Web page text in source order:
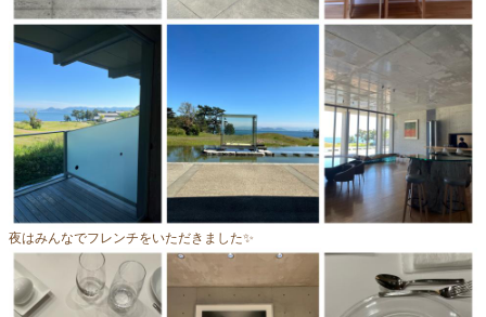
夜はみんなでフレンチをいただきました✨